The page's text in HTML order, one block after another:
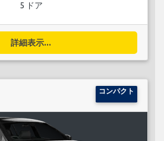
5 ドア
詳細表示...
コンパクト